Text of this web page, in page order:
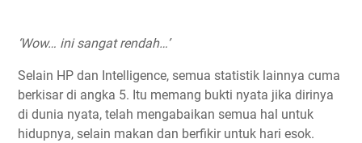
‘Wow… ini sangat rendah…’
Selain HP dan Intelligence, semua statistik lainnya cuma
berkisar di angka 5. Itu memang bukti nyata jika dirinya
di dunia nyata, telah mengabaikan semua hal untuk
hidupnya, selain makan dan berfikir untuk hari esok.